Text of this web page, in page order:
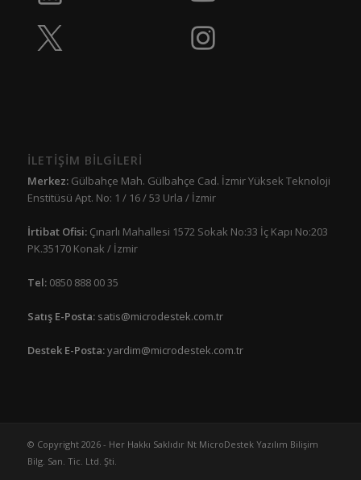
İLETİŞİM BİLGİLERİ
Merkez:Gülbahçe Mah. Gülbahçe Cad. İzmir Yüksek Teknoloji
Enstitüsü Apt. No: 1 / 16 / 53 Urla / İzmir
İrtibat Ofisi: Çınarlı Mahallesi 1572 Sokak No:33 İç Kapı No:203
PK.35170 Konak / İzmir
Tel:0850 888 00 35
Satış E-Posta: satis@microdestek.com.tr
Destek E-Posta:yardim@microdestek.com.tr
© Copyright 2026 - Her Hakkı Saklıdır Nt MicroDestek Yazılım Bilişim
Bilg. San. Tic. Ltd. Şti.